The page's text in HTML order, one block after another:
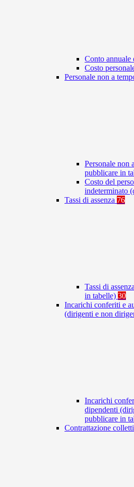
Conto annuale
Costo
Personale non a
Personale non
pubblicare in
Costo del
indeterminato
Tassi di assenza 76
Tassi di
in tabelle) 30
Incarichi conferiti e
(dirigenti e non
Incarichi
dipendenti
pubblicare in
Contrattazione